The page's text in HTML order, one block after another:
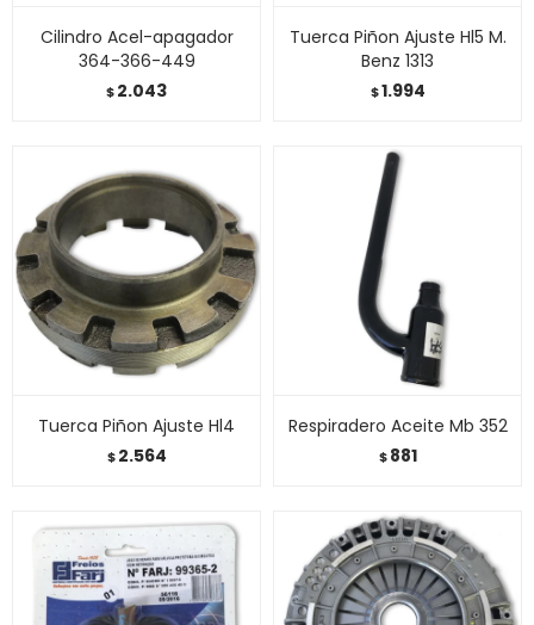
Cilindro Acel-apagador
364-366-449
$2.043
Tuerca Piñon Ajuste Hl5 M.
Benz 1313
$1.994
Tuerca Piñon Ajuste Hl4
$ 2.564
Respiradero Aceite Mb 352
$ 881